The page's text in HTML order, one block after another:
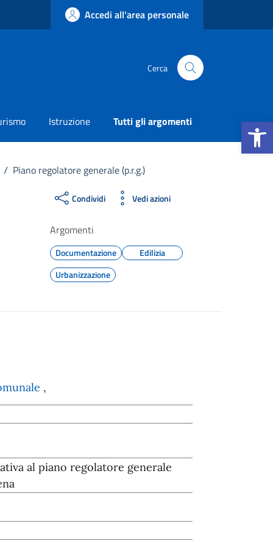
Accedi all'area personale
Cerca
Istruzione Tutti gli argomenti
/ Piano regolatore generale (p.r.g.)
Condividi Vedi azioni
Argomenti
Documentazione
Edilizia
Urbanizzazione
,
al piano regolatore generale
Apri la